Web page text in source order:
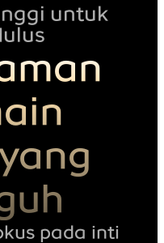
untuk
pada inti